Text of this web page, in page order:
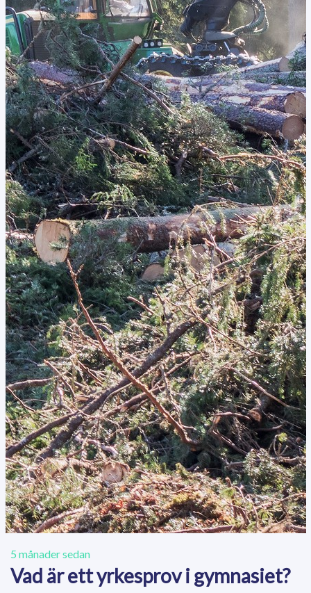
5 månader sedan
Vad är ett yrkesprov i gymnasiet?